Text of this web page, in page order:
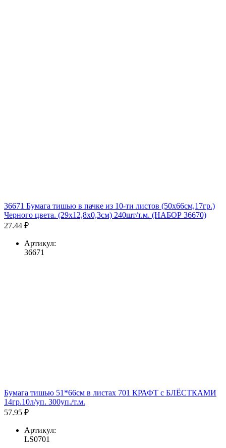
36671 Бумага тишью в пачке из 10-ти листов (50х66см,17гр.)
Черного цвета. (29x12,8x0,3см) 240шт/т.м. (НАБОР 36670)
27.44 ₽
Артикул:
36671
Бумага тишью 51*66см в листах 701 КРАФТ с БЛЁСТКАМИ
14гр.10л/уп. 300уп./т.м.
57.95 ₽
Артикул:
LS0701